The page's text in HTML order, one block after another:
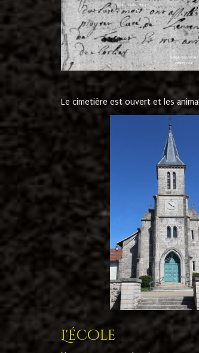
Le cimetière est ouvert et les
L'école